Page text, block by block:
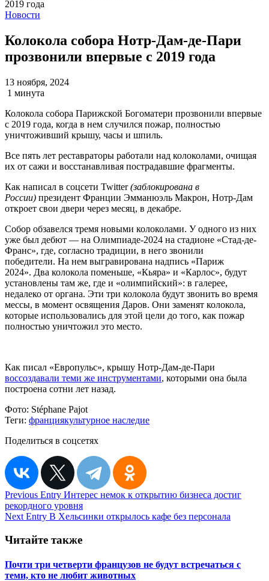
Новости
Колокола собора Нотр-Дам-де-Пари
прозвонили впервые с 2019 года
13 ноября, 2024
1 минута
Колокола собора Парижской Богоматери прозвонили впервые
с 2019 года, когда в нем случился пожар, полностью
уничтоживший крышу, часы и шпиль.
Все пять лет реставраторы работали над колоколами, очищая
их от сажи и восстанавливая пострадавшие фрагменты.
Как написал в соцсети Twitter(заблокирована в
России) президент Франции Эмманюэль Макрон, Нотр-Дам
откроет свои двери через месяц, в декабре.
Собор обзавелся тремя новыми колоколами. У одного из них
уже был дебют — на Олимпиаде-2024 на стадионе «Стад-де-
Франс», где, согласно традиции, в него звонили
победители. На нем выгравирована надпись «Париж
2024». Два колокола поменьше, «Кьяра» и «Карлос», будут
установлены там же, где и «олимпийский»: в галерее,
недалеко от органа. Эти три колокола будут звонить во время
мессы, в момент освящения Даров. Они заменят колокола,
которые использовались для этой цели до того, как пожар
полностью уничтожил это место.
Как писал «Европульс», крышу Нотр-Дам-де-Пари
воссоздавали теми же инструментами, которыми она была
построена сотни лет назад.
Фото: Stéphane Pajot
Теги: франциякультурное наследие
Поделиться в соцсетях
Навигация
по
Previous Entry Интерес немок к открытию бизнеса достиг
рекордного уровня
Next Entry В Хельсинки открылось кафе без персонала
Читайте также
Почти три четверти французов не будут встречаться с
теми, кто не любит животных